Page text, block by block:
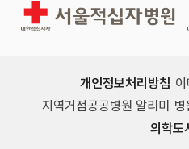
서울적십자병원
개인정보처리방침
지역거점공공병원 알리미 병
의학도